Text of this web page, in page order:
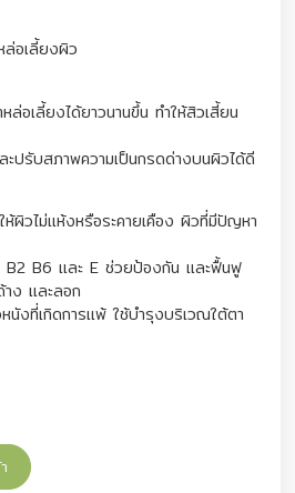
ล่อเลี้ยงผิว
ล่อเลี้ยงได้ยาวนานขึ้น ทำให้สิวเสี้ยน
ปรับสภาพความเป็นกรดด่างบนผิวได้ดี
ห้ผิวไม่แห้งหรือระคายเคือง ผิวที่มีปัญหา
B2 B6 และ E ช่วยป้องกัน และฟื้นฟู
ง และลอก
งที่เกิดการแพ้ ใช้บำรุงบริเวณใต้ตา